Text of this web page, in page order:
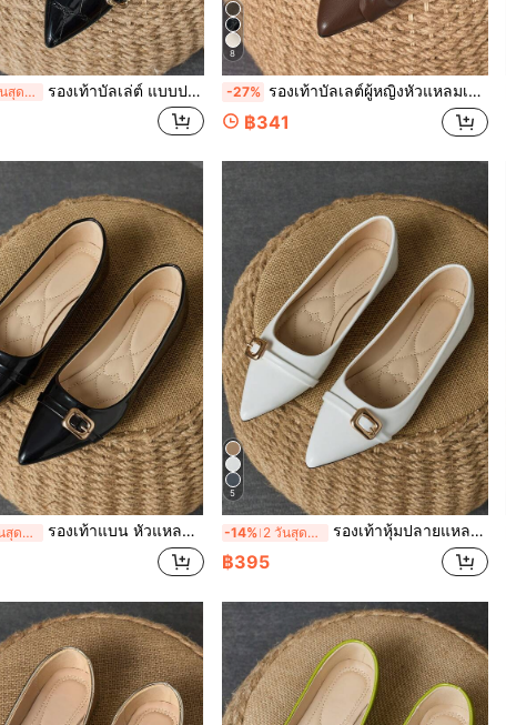
2 วันสุดท้าย รองเท้าบัลเล่ต์ แบบปลายแหลมสำหรับผู้หญิง สีดำ สำหรับใช้ในชีวิตประจำวัน กลางแจ้ง งานปาร์ตี้ ฤดูใบไม้ผลิ/ฤดูร้อน อเนกประสงค์
8
-27% รองเท้าบัลเลต์ผู้หญิงหัวแหลมเปิดหน้าต่ำแบบแบน สำหรับงานปาร์ตี้ ลำลอง ฤดูใบไม้ผลิ/ฤดูร้อน ใช้ประจำวัน กลางแจ้ง อเนกประสงค์
฿341
2 วันสุดท้าย รองเท้าแบน หัวแหลมผู้หญิง รองเท้าลำลองสีดำ ใส่ได้ทั้งงานปาร์ตี้/ทุกวัน กลางแจ้ง หรูหราอเนกประสงค์
5
-14% 2 วันสุดท้าย รองเท้าหุ้มปลายแหลม ส้นแบน ผู้หญิง ใส่ได้ทุกโอกาส ไปงานปาร์ตี้ วัสนิสบายๆ สีขาว สำหรับฤดูใบไม้ผลิและฤดูร้อน
฿395